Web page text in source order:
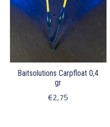
Baitsolutions Carpfloat 0,4
gr
€2,75